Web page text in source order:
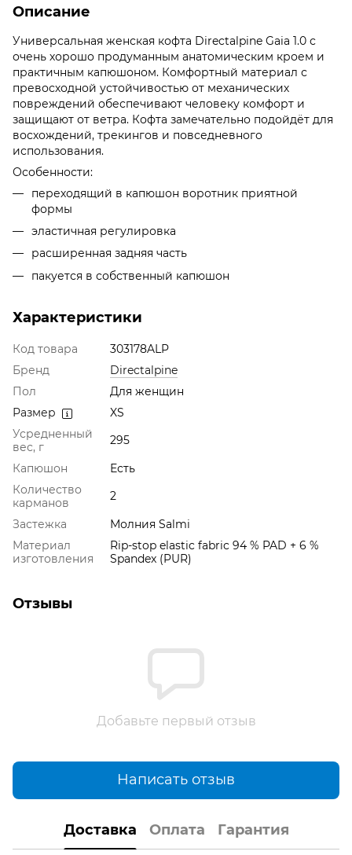
Описание
Универсальная женская кофта Directalpine Gaia 1.0 с
очень хорошо продуманным анатомическим кроем и
практичным капюшоном. Комфортный материал с
превосходной устойчивостью от механических
повреждений обеспечивают человеку комфорт и
защищают от ветра. Кофта замечательно подойдёт для
восхождений, трекингов и повседневного
использования.
Особенности:
переходящий в капюшон воротник приятной
формы
эластичная регулировка
расширенная задняя часть
пакуется в собственный капюшон
Характеристики
Код товара
303178ALP
Бренд
Directalpine
Пол
Для женщин
Размер
XS
Усредненный
вес, г
295
Капюшон
Есть
Количество
карманов
2
Застежка
Молния Salmi
Материал
изготовления
Rip-stop elastic fabric 94 % PAD + 6 %
Spandex (PUR)
Отзывы
Добавьте первый отзыв
Написать отзыв
Доставка Оплата Гарантия